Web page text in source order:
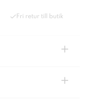
Fri retur till butik
+
+